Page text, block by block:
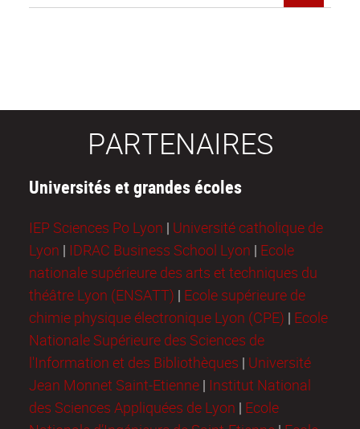
PARTENAIRES
Universités et grandes écoles
IEP Sciences Po Lyon | Université catholique de
Lyon | IDRAC Business School Lyon | Ecole
nationale supérieure des arts et techniques du
théâtre Lyon (ENSATT) | Ecole supérieure de
chimie physique électronique Lyon (CPE) | Ecole
Nationale Supérieure des Sciences de
l'Information et des Bibliothèques | Université
Jean Monnet Saint-Etienne | Institut National
des Sciences Appliquées de Lyon | Ecole